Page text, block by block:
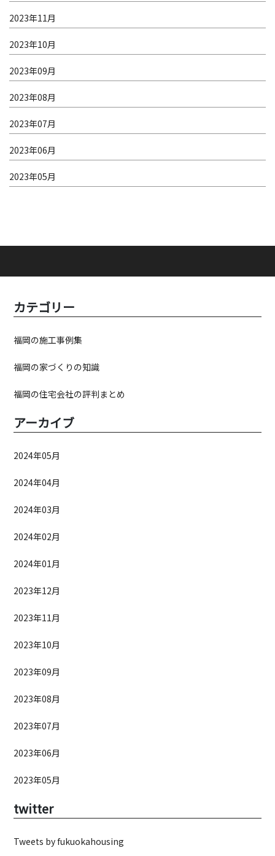
2023年11月
2023年10月
2023年09月
2023年08月
2023年07月
2023年06月
2023年05月
カテゴリー
福岡の施工事例集
福岡の家づくりの知識
福岡の住宅会社の評判まとめ
アーカイブ
2024年05月
2024年04月
2024年03月
2024年02月
2024年01月
2023年12月
2023年11月
2023年10月
2023年09月
2023年08月
2023年07月
2023年06月
2023年05月
twitter
Tweets by fukuokahousing